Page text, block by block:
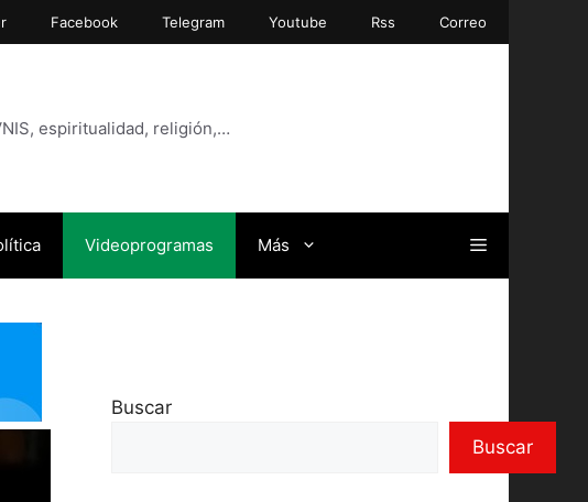
Facebook Telegram Youtube Rss Correo
espiritualidad, religión,…
Videoprogramas Más
Buscar
Buscar